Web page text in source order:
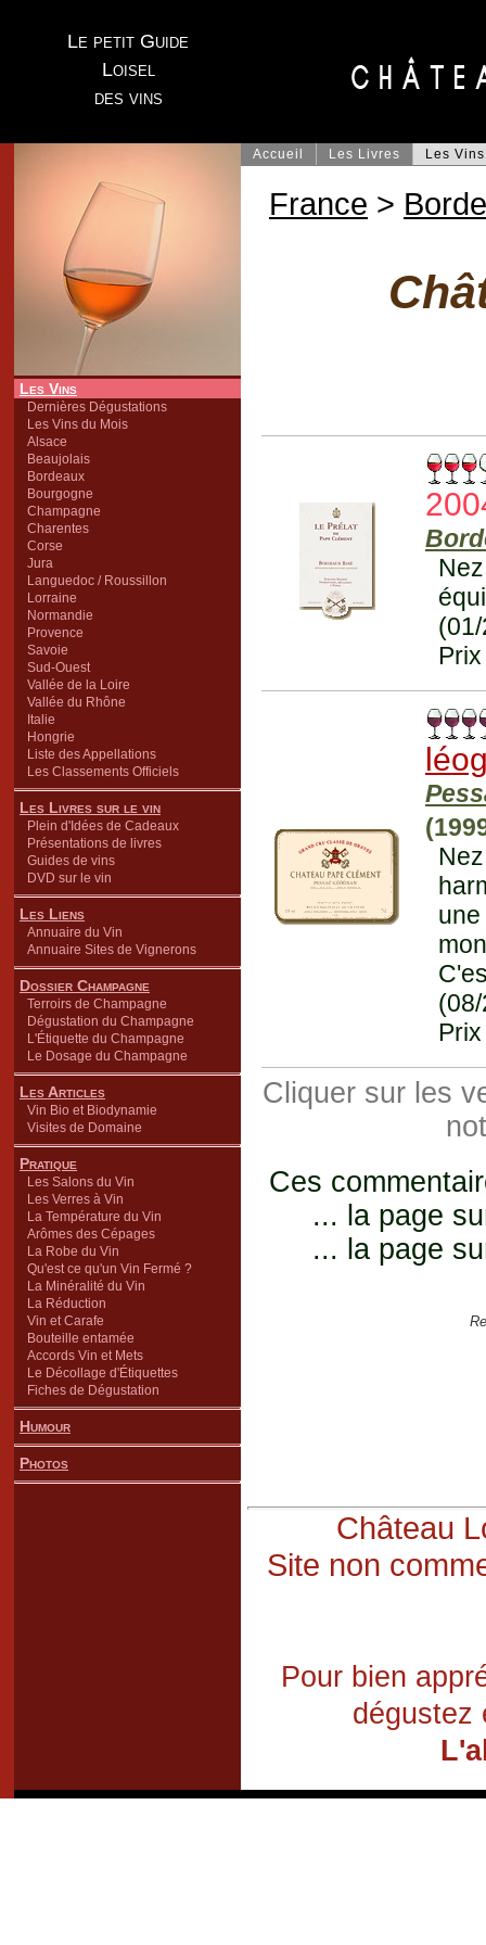
Le petit Guide
Loisel
des vins
Les Vins
Dernières Dégustations
Les Vins du Mois
Alsace
Beaujolais
Bordeaux
Bourgogne
Champagne
Charentes
Corse
Jura
Languedoc / Roussillon
Lorraine
Normandie
Provence
Savoie
Sud-Ouest
Vallée de la Loire
Vallée du Rhône
Italie
Hongrie
Liste des Appellations
Les Classements Officiels
Les Livres sur le vin
Plein d'Idées de Cadeaux
Présentations de livres
Guides de vins
DVD sur le vin
Les Liens
Annuaire du Vin
Annuaire Sites de Vignerons
Dossier Champagne
Terroirs de Champagne
Dégustation du Champagne
L'Étiquette du Champagne
Le Dosage du Champagne
Les Articles
Vin Bio et Biodynamie
Visites de Domaine
Pratique
Les Salons du Vin
Les Verres à Vin
La Température du Vin
Arômes des Cépages
La Robe du Vin
Qu'est ce qu'un Vin Fermé ?
La Minéralité du Vin
La Réduction
Vin et Carafe
Bouteille entamée
Accords Vin et Mets
Le Décollage d'Étiquettes
Fiches de Dégustation
Humour
Photos
Accueil Les Livres Les Vins
France >
Cliquer sur les
Ces
... la page
... la page
Château
Site non
Pour bien
dégustez